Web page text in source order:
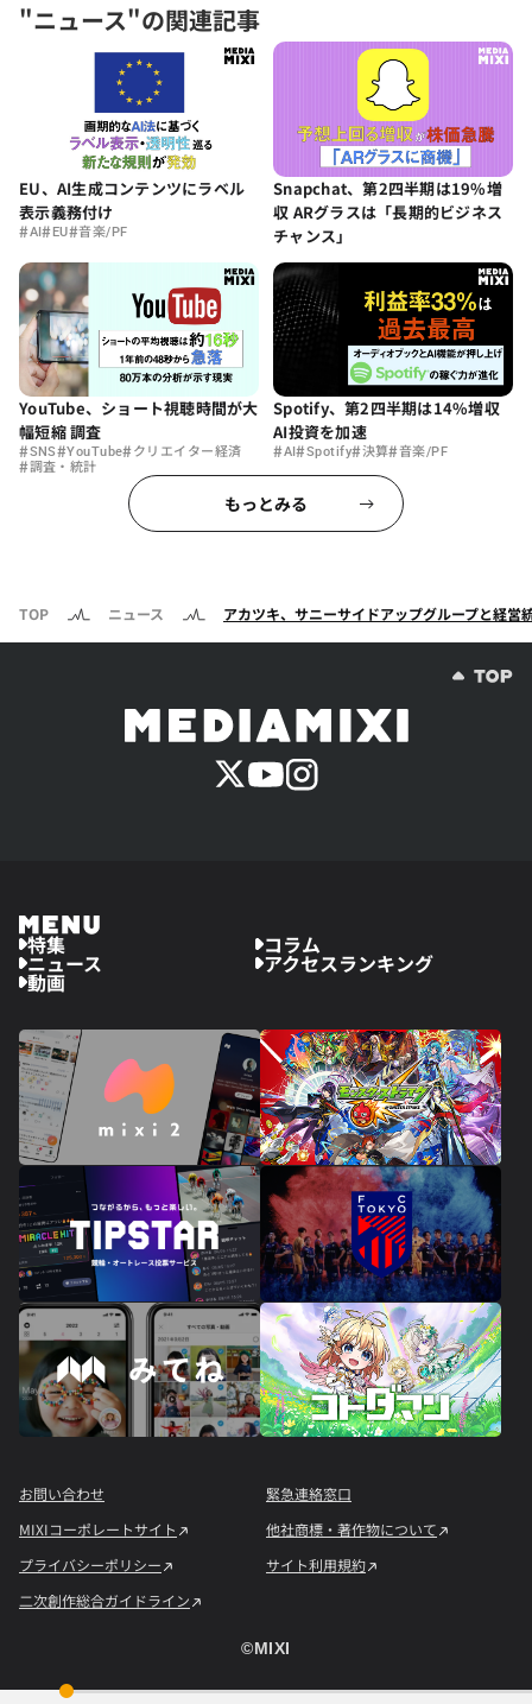
"ニュース"の関連記事
EU、AI生成コンテンツにラベル
表示義務付け
#AI#EU#音楽/PF
Snapchat、第2四半期は19%増
収 ARグラスは「長期的ビジネス
チャンス」
YouTube、ショート視聴時間が大
幅短縮 調査
#SNS#YouTube#クリエイター経済
#調査・統計
Spotify、第2四半期は14%増収
AI投資を加速
#AI#Spotify#決算#音楽/PF
もっとみる
TOP ニュース アカツキ、サニーサイドアップグループと経
特集 コラム
ニュース アクセスランキング
動画
お問い合わせ
緊急連絡窓口
MIXIコーポレートサイト
他社商標・著作物について
プライバシーポリシー
サイト利用規約
二次創作総合ガイドライン
©︎MIXI